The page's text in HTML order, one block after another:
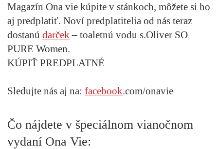
Magazín Ona vie kúpite v stánkoch, môžete si ho
aj predplatiť. Noví predplatitelia od nás teraz
dostanú darček – toaletnú vodu s.Oliver SO
PURE Women.
KÚPIŤ PREDPLATNÉ
Sledujte nás aj na: facebook.com/onavie
Čo nájdete v špeciálnom vianočnom
vydaní Ona Vie: